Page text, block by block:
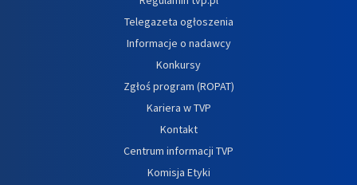
Telegazeta ogłoszenia
Informacje o nadawcy
Konkursy
Zgłoś program (ROPAT)
Kariera w TVP
Kontakt
Centrum informacji TVP
Komisja Etyki